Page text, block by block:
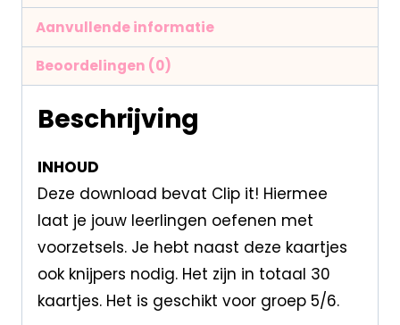
Aanvullende informatie
Beoordelingen (0)
Beschrijving
INHOUD
Deze download bevat Clip it! Hiermee
laat je jouw leerlingen oefenen met
voorzetsels. Je hebt naast deze kaartjes
ook knijpers nodig. Het zijn in totaal 30
kaartjes. Het is geschikt voor groep 5/6.